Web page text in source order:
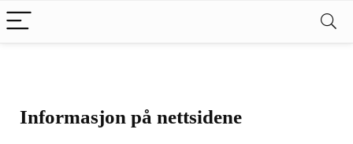
Informasjon på nettsidene